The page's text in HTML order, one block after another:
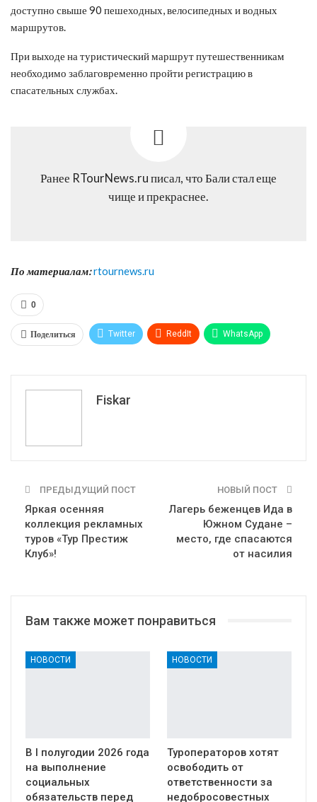
доступно свыше 90 пешеходных, велосипедных и водных
маршрутов.
При выходе на туристический маршрут путешественникам
необходимо заблаговременно пройти регистрацию в
спасательных службах.
Ранее RTourNews.ru писал, что Бали стал еще
чище и прекраснее.
По материалам:rtournews.ru
0
Поделиться Twitter ReddIt WhatsApp
Fiskar
ПРЕДЫДУЩИЙ ПОСТ
Яркая осенняя
коллекция рекламных
туров «Тур Престиж
Клуб»!
НОВЫЙ ПОСТ
Лагерь беженцев Ида в
Южном Судане –
место, где спасаются
от насилия
Вам также может понравиться
НОВОСТИ
В I полугодии 2026 года
на выполнение
социальных
обязательств перед
НОВОСТИ
Туроператоров хотят
освободить от
ответственности за
недобросовестных